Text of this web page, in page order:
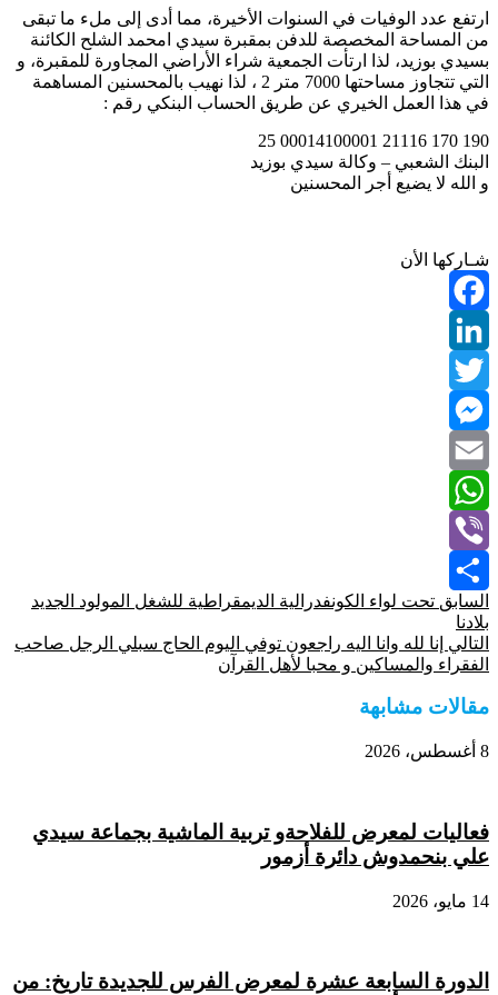
ارتفع عدد الوفيات في السنوات الأخيرة، مما أدى إلى ملء ما تبقى
من المساحة المخصصة للدفن بمقبرة سيدي امحمد الشلح الكائنة
بسيدي بوزيد، لذا ارتأت الجمعية شراء الأراضي المجاورة للمقبرة، و
التي تتجاوز مساحتها 7000 متر 2 ، لذا نهيب بالمحسنين المساهمة
في هذا العمل الخيري عن طريق الحساب البنكي رقم :
190 170 21116 00014100001 25
البنك الشعبي – وكالة سيدي بوزيد
و الله لا يضيع أجر المحسنين
شـاركها الأن
Facebook
LinkedIn
Twitter
Messenger
Email
WhatsApp
Viber
Share
السابق تحت لواء الكونفدرالية الديمقراطية للشغل المولود الجديد
بلادنا
التالي إنا لله وانا اليه راجعون توفي اليوم الحاج سبلي الرجل صاحب
الفقراء والمساكين و محبا لأهل القرآن
مقالات مشابهة
8 أغسطس، 2026
فعاليات لمعرض للفلاحةو تربية الماشية بجماعة سيدي
علي بنحمدوش دائرة أزمور
14 مايو، 2026
الدورة السابعة عشرة لمعرض الفرس للجديدة تاريخ: من